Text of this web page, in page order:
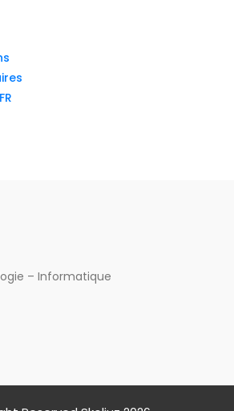
– Informatique